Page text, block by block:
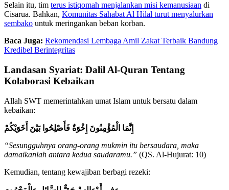
Selain itu, tim terus istiqomah menjalankan misi kemanusiaan di
Cisarua. Bahkan, Komunitas Sahabat Al Hilal turut menyalurkan
sembako untuk meringankan beban korban.
Baca Juga: Rekomendasi Lembaga Amil Zakat Terbaik Bandung
Kredibel Berintegritas
Landasan Syariat: Dalil Al-Quran Tentang
Kolaborasi Kebaikan
Allah SWT memerintahkan umat Islam untuk bersatu dalam
kebaikan:
إِنَّمَا الْمُؤْمِنُونَ إِخْوَةٌ فَأَصْلِحُوا بَيْنَ أَخَوَيْكُمْ
“Sesungguhnya orang-orang mukmin itu bersaudara, maka
damaikanlah antara kedua saudaramu.” (QS. Al-Hujurat: 10)
Kemudian, tentang kewajiban berbagi rezeki: